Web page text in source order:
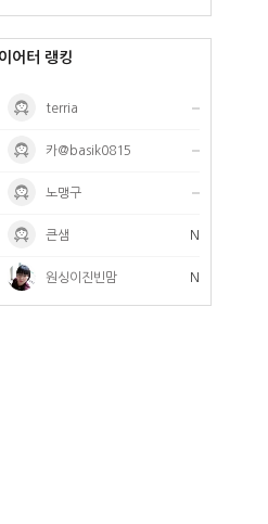
어터 랭킹
terria
카@basik0815
노맹구
큰샘 N
원싱이진빈맘 N